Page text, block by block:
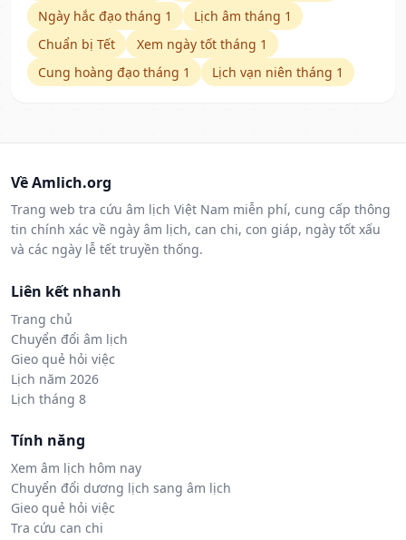
Ngày hắc đạo tháng 1
Lịch âm tháng 1
Chuẩn bị Tết
Xem ngày tốt tháng 1
Cung hoàng đạo tháng 1
Lịch vạn niên tháng 1
Về Amlich.org
Trang web tra cứu âm lịch Việt Nam miễn phí, cung cấp thông
tin chính xác về ngày âm lịch, can chi, con giáp, ngày tốt xấu
và các ngày lễ tết truyền thống.
Liên kết nhanh
Trang chủ
Chuyển đổi âm lịch
Gieo quẻ hỏi việc
Lịch năm 2026
Lịch tháng 8
Tính năng
Xem âm lịch hôm nay
Chuyển đổi dương lịch sang âm lịch
Gieo quẻ hỏi việc
Tra cứu can chi